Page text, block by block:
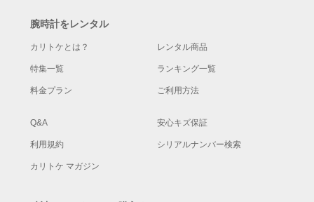
腕時計をレンタル
カリトケとは？ レンタル商品
特集一覧 ランキング一覧
料金プラン ご利用方法
Q&A 安心キズ保証
利用規約 シリアルナンバー検索
カリトケ マガジン